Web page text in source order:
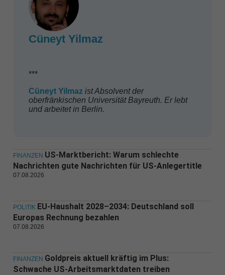
Cüneyt Yilmaz
***
Cüneyt Yilmaz ist Absolvent der
oberfränkischen Universität Bayreuth. Er lebt
und arbeitet in Berlin.
FINANZEN US-Marktbericht: Warum schlechte
Nachrichten gute Nachrichten für US-Anlegertitle
07.08.2026
POLITIK EU-Haushalt 2028–2034: Deutschland soll
Europas Rechnung bezahlen
07.08.2026
FINANZEN Goldpreis aktuell kräftig im Plus:
Schwache US-Arbeitsmarktdaten treiben